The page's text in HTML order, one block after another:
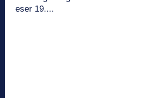
eser 19....